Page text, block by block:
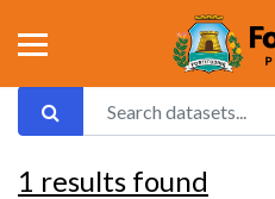
1 results found